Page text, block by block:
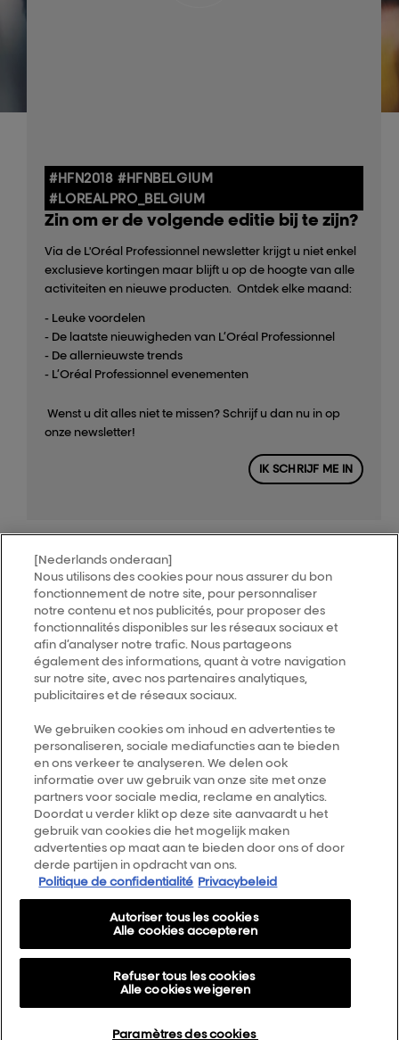
#HFN2018 #HFNBELGIUM
#LOREALPRO_BELGIUM
Zin om er de volgende editie bij te zijn?
Via de L'Oréal Professionnel newsletter krijgt u niet enkel
exclusieve kortingen maar blijft u op de hoogte van alle
activiteiten en nieuwe producten. Ontdek elke maand:
- Leuke voordelen
- De laatste nieuwigheden van L’Oréal Professionnel
- De allernieuwste trends
- L’Oréal Professionnel evenementen
Wenst u dit alles niet te missen? Schrijf u dan nu in op
onze newsletter!
IK SCHRIJF ME IN
MY HAIR[iD]
Vind een salon
Follow us
14, rue Royale 75008 PARIS
[email protected]
Terug naar de top
Kies je land
Smartbond
Sitemap
Algemene voorwaarden
Privacybeleid
Cookie Settings
[Nederlands onderaan]
Nous utilisons des cookies pour nous assurer du bon
fonctionnement de notre site, pour personnaliser
notre contenu et nos publicités, pour proposer des
fonctionnalités disponibles sur les réseaux sociaux et
afin d’analyser notre trafic. Nous partageons
également des informations, quant à votre navigation
sur notre site, avec nos partenaires analytiques,
publicitaires et de réseaux sociaux.
We gebruiken cookies om inhoud en advertenties te
personaliseren, sociale mediafuncties aan te bieden
en ons verkeer te analyseren. We delen ook
informatie over uw gebruik van onze site met onze
partners voor sociale media, reclame en analytics.
Doordat u verder klikt op deze site aanvaardt u het
gebruik van cookies die het mogelijk maken
advertenties op maat aan te bieden door ons of door
derde partijen in opdracht van ons.
Politique de confidentialité Privacybeleid
Paramètres des cookies
Refuser tous les cookies
Alle cookies weigeren
Autoriser tous les cookies
Alle cookies accepteren